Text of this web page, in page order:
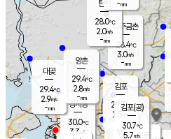
경서동
30.0℃
3.3 m/s
파주금촌
28.4℃
3.0m/s
-mm
대곶
29.4℃
2.9m/s
-mm
탄현
28.0℃
2.0m/s
-mm
김포
29.7℃
1.5 m/s
mm
부천
양촌
29.4℃
2.8m/s
-mm
구로
김포(공)
30.7℃
5.7m/s
-mm